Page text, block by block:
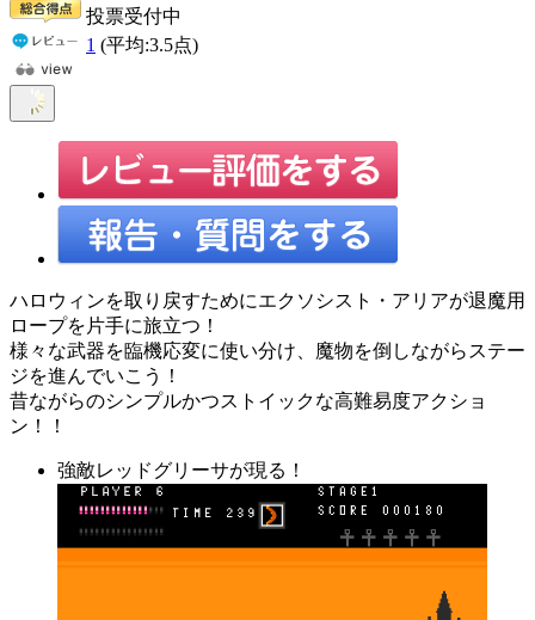
投票受付中
1 (平均:3.5点)
ハロウィンを取り戻すためにエクソシスト・アリアが退魔用
ロープを片手に旅立つ！
様々な武器を臨機応変に使い分け、魔物を倒しながらステー
ジを進んでいこう！
昔ながらのシンプルかつストイックな高難易度アクショ
ン！！
強敵レッドグリーサが現る！